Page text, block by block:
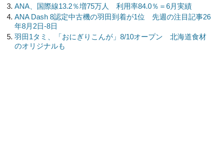
ANA、国際線13.2％増75万人 利用率84.0％＝6月実績
ANA Dash 8認定中古機の羽田到着が1位 先週の注目記事26
年8月2日-8日
羽田1タミ、「おにぎりこんが」8/10オープン 北海道食材
のオリジナルも